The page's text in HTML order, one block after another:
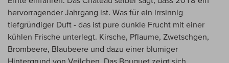
hervorragender Jahrgang ist. Was für ein irrsinnig
tiefgründiger Duft - das ist pure dunkle Frucht mit einer
kühlen Frische unterlegt. Kirsche, Pflaume, Zwetschgen,
Brombeere, Blaubeere und dazu einer blumiger
Hintergrund von Veilchen. Das Bouquet zeigt sich